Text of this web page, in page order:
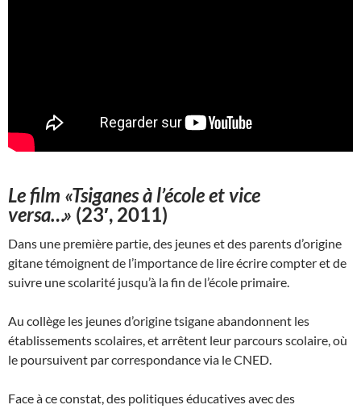
Le film «Tsiganes à l’école et vice
versa…» (23′, 2011)
Dans une première partie, des jeunes et des parents d’origine
gitane témoignent de l’importance de lire écrire compter et de
suivre une scolarité jusqu’à la fin de l’école primaire.
Au collège les jeunes d’origine tsigane abandonnent les
établissements scolaires, et arrêtent leur parcours scolaire, où
le poursuivent par correspondance via le CNED.
Face à ce constat, des politiques éducatives avec des